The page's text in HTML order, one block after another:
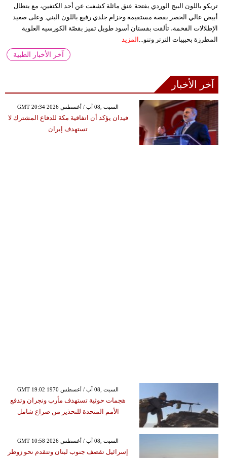
تريكو باللون البيج الوردي بفتحة عنق مائلة كشفت عن أحد الكتفين، مع بنطال
أبيض عالي الخصر بقصة مستقيمة وحزام جلدي رفيع باللون البني. وعلى صعيد
الإطلالات الفخمة، تألقت بفستان أسود طويل تميز بقصّة الكورسيه العلوية
المطرزة بحبيبات الترتر وتنو... المزيد
آخر الأخبار الطبية
آخر الأخبار
GMT 20:34 2026 السبت ,08 آب / أغسطس
فيدان يؤكد أن اتفاقية مكة للدفاع المشترك لا
تستهدف إيران
GMT 19:02 1970 السبت ,08 آب / أغسطس
هجمات حوثية تستهدف مأرب ونجران وتدفع
الأمم المتحدة للتحذير من صراع شامل
GMT 10:58 2026 السبت ,08 آب / أغسطس
إسرائيل تقصف جنوب لبنان وتتقدم نحو زوطر